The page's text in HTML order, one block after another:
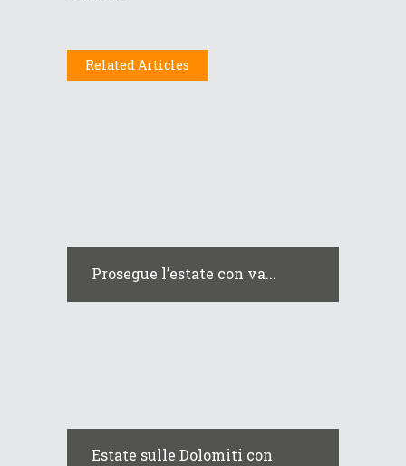
Related Articles
Prosegue l’estate con va...
Estate sulle Dolomiti con